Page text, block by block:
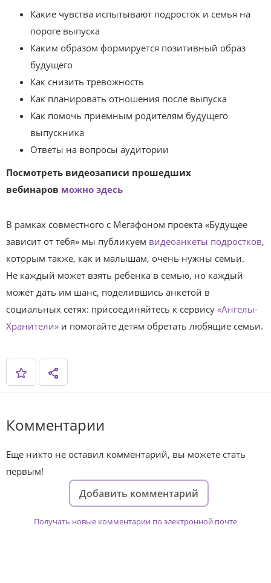
Какие чувства испытывают подросток и семья на
пороге выпуска
Каким образом формируется позитивный образ
будущего
Как снизить тревожность
Как планировать отношения после выпуска
Как помочь приемным родителям будущего
выпускника
Ответы на вопросы аудитории
Посмотреть видеозаписи прошедших
вебинаров можно здесь
В рамках совместного с Мегафоном проекта «Будущее
зависит от тебя» мы публикуем видеоанкеты подростков,
которым также, как и малышам, очень нужны семьи.
Не каждый может взять ребенка в семью, но каждый
может дать им шанс, поделившись анкетой в
социальных сетях: присоединяйтесь к сервису «Ангелы-
Хранители» и помогайте детям обретать любящие семьи.
Комментарии
Еще никто не оставил комментарий, вы можете стать
первым!
Добавить комментарий
Получать новые комментарии по электронной почте